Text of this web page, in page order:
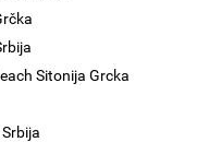
Sitonija Grcka